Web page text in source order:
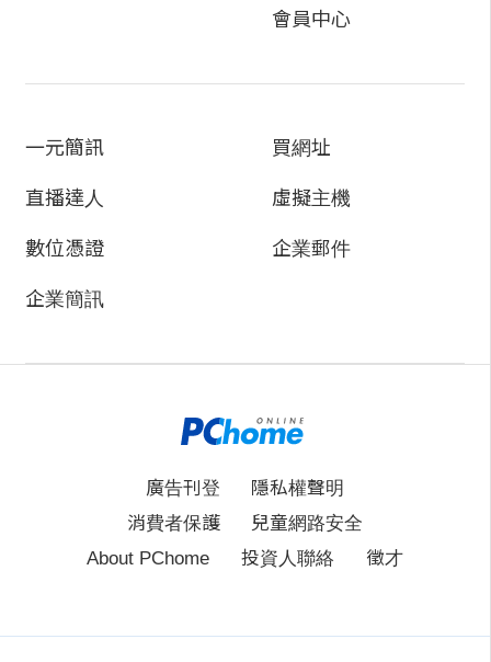
會員中心
一元簡訊
直播達人
數位憑證
企業簡訊
買網址
虛擬主機
企業郵件
廣告刊登
隱私權聲明
消費者保護
兒童網路安全
About PChome
投資人聯絡 徵才